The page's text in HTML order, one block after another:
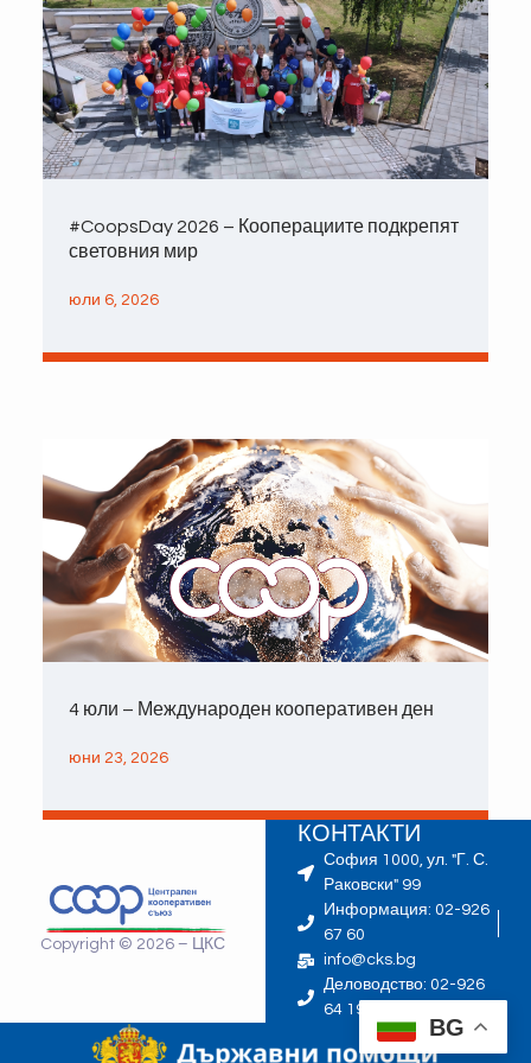
#CoopsDay 2026 – Кооперациите подкрепят
световния мир
юли 6, 2026
4 юли – Международен кооперативен ден
юни 23, 2026
Copyright © 2026 – ЦКС
КОНТАКТИ
София 1000, ул. "Г. С.
Раковски" 99
Информация: 02-926
67 60
info@cks.bg
Деловодство: 02-926
64 19
BG